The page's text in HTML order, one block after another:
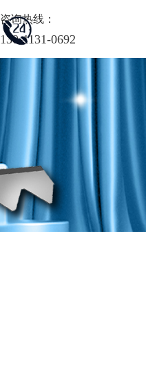
咨询热线：
130-1131-0692